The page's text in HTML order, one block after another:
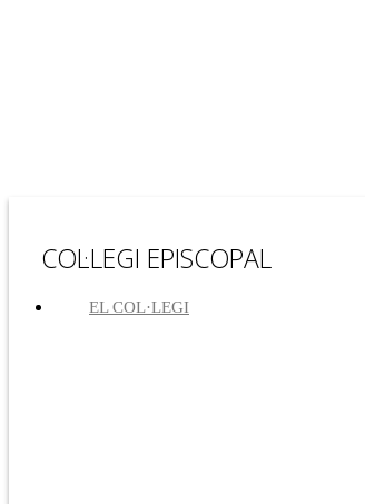
COL·LEGI EPISCOPAL
EL COL·LEGI